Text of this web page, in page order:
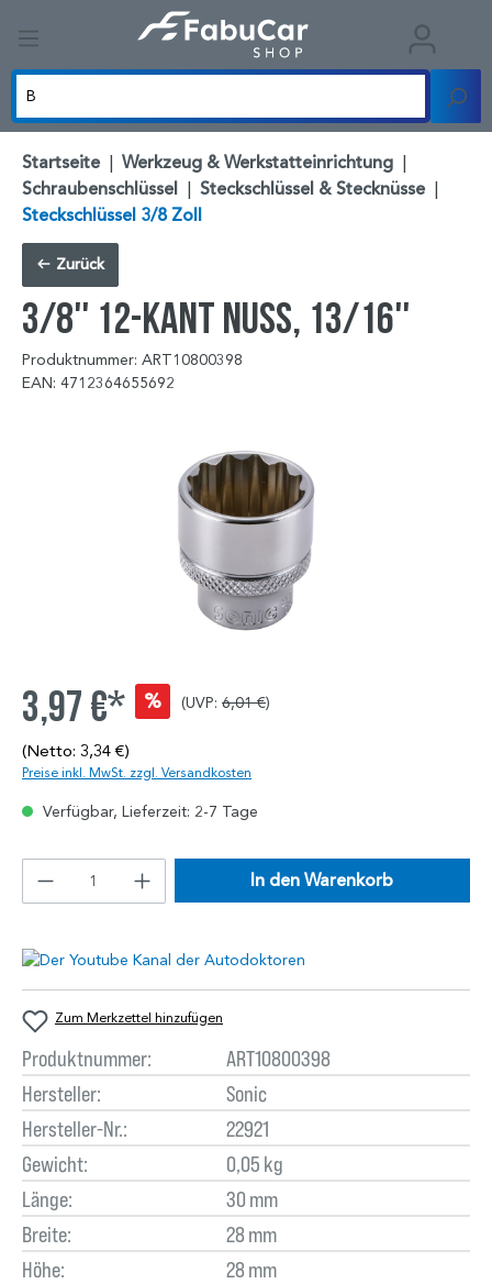
Startseite | Werkzeug & Werkstatteinrichtung |
Schraubenschlüssel | Steckschlüssel & Stecknüsse |
Steckschlüssel 3/8 Zoll
Zurück
3/8'' 12-kant Nuss, 13/16''
Produktnummer: ART10800398
EAN: 4712364655692
3,97 €* % (UVP: 6,01 €)
(Netto: 3,34 €)
Preise inkl. MwSt. zzgl. Versandkosten
Verfügbar, Lieferzeit: 2-7 Tage
In den Warenkorb
Zum Merkzettel hinzufügen
Produktnummer:
ART10800398
Hersteller:
Sonic
Hersteller-Nr.:
22921
Gewicht:
0,05 kg
Länge:
30 mm
Breite:
28 mm
Höhe:
28 mm